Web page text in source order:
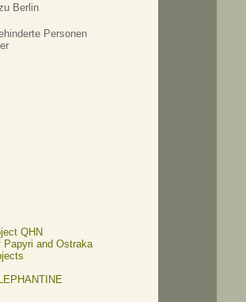
Berlin
Personen
QHN
Papyri and Ostraka